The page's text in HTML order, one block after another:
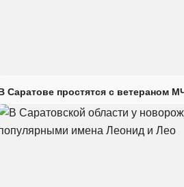
Саратове простятся с ветераном